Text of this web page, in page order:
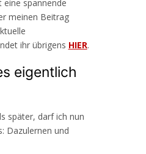
spannende
meinen Beitrag
ihr übrigens HIER.
eigentlich
später, darf ich nun
Dazulernen und